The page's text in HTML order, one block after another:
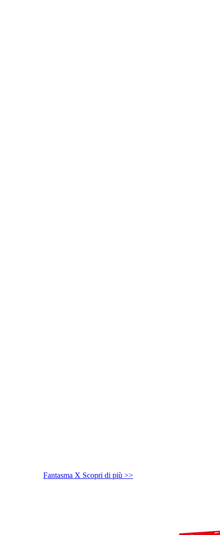
Fantasma X Scopri di più >>